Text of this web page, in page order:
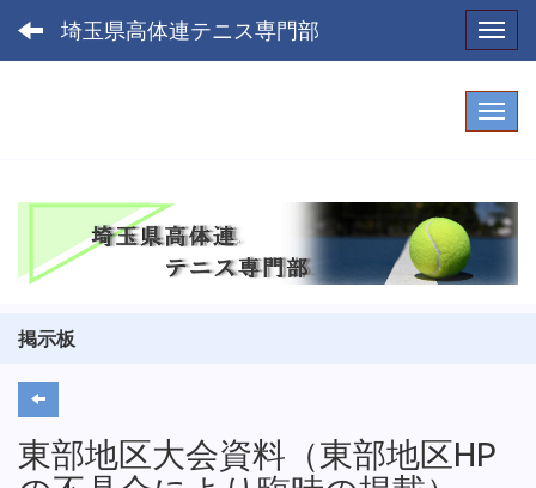
埼玉県高体連テニス専門部
掲示板
東部地区大会資料（東部地区HP